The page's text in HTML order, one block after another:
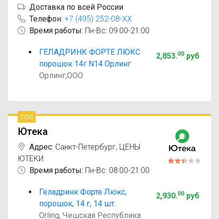
Доставка по всей России
Телефон: +7 (495) 252-08-XX
Время работы: Пн-Вс: 09:00-21:00
ГЕЛАДРИНК ФОРТЕ ЛЮКС
порошок 14г N14 Орлинг
Орлинг,ООО
2,853.00руб
топ
Ютека
Адрес: Санкт-Петербург, ЦЕНЫ
ЮТЕКИ
Время работы: Пн-Вс: 08:00-21:00
Геладринк Форте Люкс,
порошок, 14 г, 14 шт.
Orling, Чешская Республика
2,930.00руб